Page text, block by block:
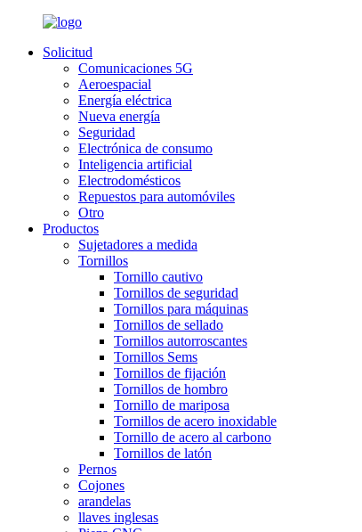
Solicitud
Comunicaciones 5G
Aeroespacial
Energía eléctrica
Nueva energía
Seguridad
Electrónica de consumo
Inteligencia artificial
Electrodomésticos
Repuestos para automóviles
Otro
Productos
Sujetadores a medida
Tornillos
Tornillo cautivo
Tornillos de seguridad
Tornillos para máquinas
Tornillos de sellado
Tornillos autorroscantes
Tornillos Sems
Tornillos de fijación
Tornillos de hombro
Tornillo de mariposa
Tornillos de acero inoxidable
Tornillo de acero al carbono
Tornillos de latón
Pernos
Cojones
arandelas
llaves inglesas